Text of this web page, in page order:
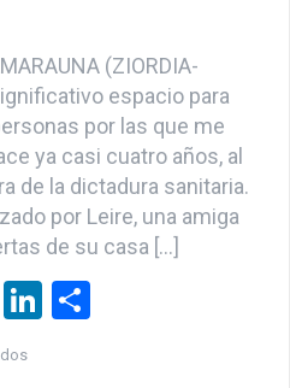
por las que me
de la dictadura sanitaria.
por Leire, una amiga
de su casa […]
s
Li
n
ke
dI
C
o
m